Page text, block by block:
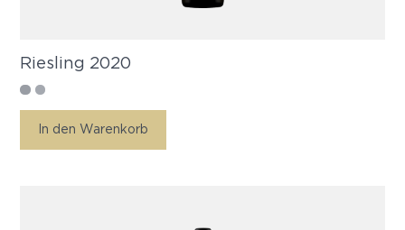
Riesling 2020
In den Warenkorb